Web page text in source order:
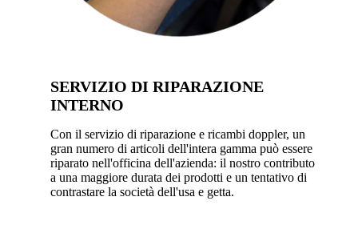
SERVIZIO DI RIPARAZIONE
INTERNO
Con il servizio di riparazione e ricambi doppler, un
gran numero di articoli dell'intera gamma può essere
riparato nell'officina dell'azienda: il nostro contributo
a una maggiore durata dei prodotti e un tentativo di
contrastare la società dell'usa e getta.